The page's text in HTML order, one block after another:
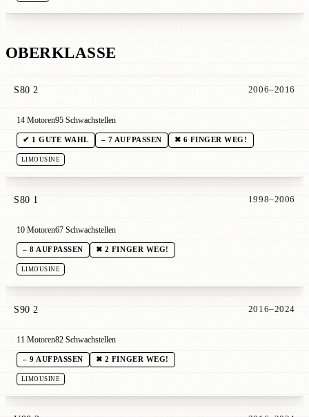
OBERKLASSE
S80 2 2006–2016
14 Motoren95 Schwachstellen
✔ 1 GUTE WAHL – 7 AUFPASSEN ✖ 6 FINGER WEG!
LIMOUSINE
S80 1 1998–2006
10 Motoren67 Schwachstellen
– 8 AUFPASSEN ✖ 2 FINGER WEG!
LIMOUSINE
S90 2 2016–2024
11 Motoren82 Schwachstellen
– 9 AUFPASSEN ✖ 2 FINGER WEG!
LIMOUSINE